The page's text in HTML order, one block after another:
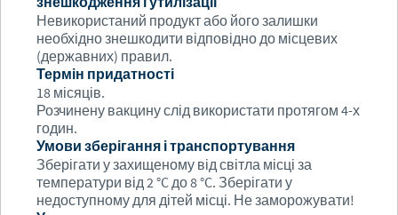
Невикористаний продукт або його залишки
необхідно знешкодити відповідно до місцевих
(державних) правил.
Термін придатності
18 місяців.
Розчинену вакцину слід використати протягом 4-х
годин.
Умови зберігання і транспортування
Зберігати у захищеному від світла місці за
температури від 2 °C до 8 °C. Зберігати у
недоступному для дітей місці. Не заморожувати!